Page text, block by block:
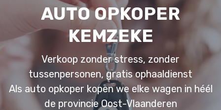
AUTO OPKOPER
KEMZEKE
Verkoop zonder stress, zonder
tussenpersonen, gratis ophaaldienst
Als auto opkoper kopen we elke wagen in héél
de provincie Oost-Vlaanderen